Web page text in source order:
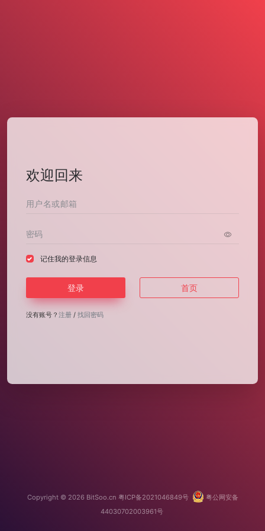
欢迎回来
记住我的登录信息
登录 首页
没有账号？ 注册 / 找回密码
Copyright © 2026 BitSoo.cn 粤ICP备2021046849号
粤公网安备
44030702003961号